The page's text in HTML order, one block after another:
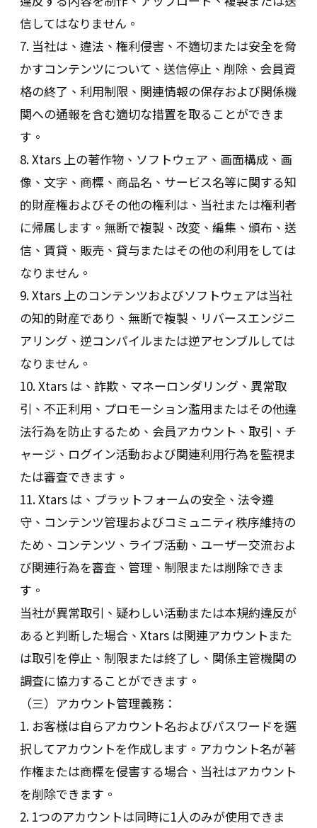
信してはなりません。
7. 当社は、違法、権利侵害、不適切または安全を脅
かすコンテンツについて、送信停止、削除、会員資
格の終了、利用制限、関連情報の保存および関係機
関への通報を含む適切な措置を取ることができま
す。
8. Xtars 上の著作物、ソフトウェア、画面構成、画
像、文字、商標、商品名、サービス名等に関する知
的財産権およびその他の権利は、当社または権利者
に帰属します。無断で複製、改変、編集、頒布、送
信、賃貸、販売、貸与またはその他の利用をしては
なりません。
9. Xtars 上のコンテンツおよびソフトウェアは当社
の知的財産であり、無断で複製、リバースエンジニ
アリング、逆コンパイルまたは逆アセンブルしては
なりません。
10. Xtars は、詐欺、マネーロンダリング、異常取
引、不正利用、プロモーション濫用またはその他違
法行為を防止するため、会員アカウント、取引、チ
ャージ、ログイン活動および関連利用行為を監視ま
たは審査できます。
11. Xtars は、プラットフォームの安全、法令遵
守、コンテンツ管理およびコミュニティ秩序維持の
ため、コンテンツ、ライブ活動、ユーザー交流およ
び関連行為を審査、管理、制限または削除できま
す。
当社が異常取引、疑わしい活動または本規約違反が
あると判断した場合、Xtars は関連アカウントまた
は取引を停止、制限または終了し、関係主管機関の
調査に協力することができます。
（三）アカウント管理義務：
1. お客様は自らアカウント名およびパスワードを選
択してアカウントを作成します。アカウント名が著
作権または商標を侵害する場合、当社はアカウント
を削除できます。
2. 1つのアカウントは同時に1人のみが使用できま